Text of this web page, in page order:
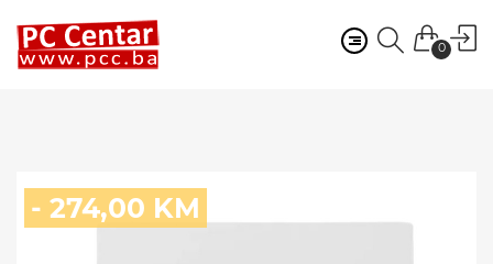
0
- 274,00 KM